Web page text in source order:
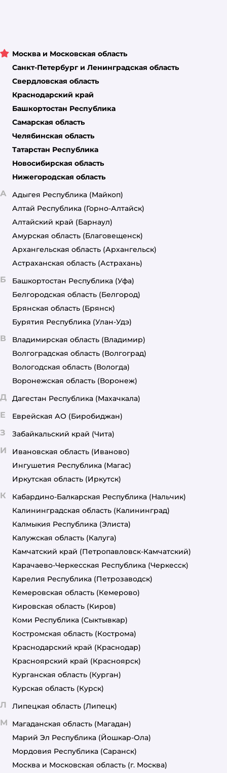
Москва и Московская область
Санкт-Петербург и Ленинградская область
Свердловская область
Краснодарский край
Башкортостан Республика
Самарская область
Челябинская область
Татарстан Республика
Новосибирская область
Нижегородская область
А Адыгея Республика (Майкоп)
Алтай Республика (Горно-Алтайск)
Алтайский край (Барнаул)
Амурская область (Благовещенск)
Архангельская область (Архангельск)
Астраханская область (Астрахань)
Б Башкортостан Республика (Уфа)
Белгородская область (Белгород)
Брянская область (Брянск)
Бурятия Республика (Улан-Удэ)
В Владимирская область (Владимир)
Волгоградская область (Волгоград)
Вологодская область (Вологда)
Воронежская область (Воронеж)
Д Дагестан Республика (Махачкала)
Е Еврейская АО (Биробиджан)
З Забайкальский край (Чита)
И Ивановская область (Иваново)
Ингушетия Республика (Магас)
Иркутская область (Иркутск)
К Кабардино-Балкарская Республика (Нальчик)
Калининградская область (Калининград)
Калмыкия Республика (Элиста)
Калужская область (Калуга)
Камчатский край (Петропавловск-Камчатский)
Карачаево-Черкесская Республика (Черкесск)
Карелия Республика (Петрозаводск)
Кемеровская область (Кемерово)
Кировская область (Киров)
Коми Республика (Сыктывкар)
Костромская область (Кострома)
Краснодарский край (Краснодар)
Красноярский край (Красноярск)
Курганская область (Курган)
Курская область (Курск)
Л Липецкая область (Липецк)
М Магаданская область (Магадан)
Марий Эл Республика (Йошкар-Ола)
Мордовия Республика (Саранск)
Москва и Московская область (г. Москва)